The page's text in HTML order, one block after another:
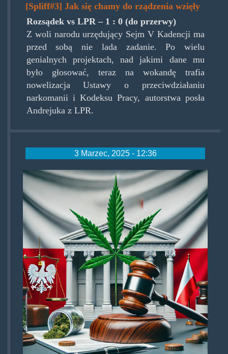
[Spliff#3] Jak się chamy do rządzenia wzięły
Rozsądek vs LPR – 1 : 0 (do przerwy)
Z woli narodu urzędujący Sejm V Kadencji ma
przed sobą nie lada zadanie. Po wielu
genialnych projektach, nad jakimi dane mu
było głosować, teraz na wokandę trafia
nowelizacja Ustawy o przeciwdziałaniu
narkomanii i Kodeksu Pracy, autorstwa posła
Andrejuka z LPR.
3 Marzec, 2025 - 12:36
depenalizacja-
marihuany-
w-
polsce.jpg